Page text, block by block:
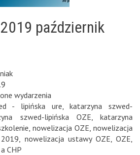
październik
wydarzenia
- lipińska ure ,katarzyna szwed-
szwed-lipińska OZE
katarzyna
nowelizacja OZE nowelizacja
nowelizacja ustawy OZE ,OZE
CHP